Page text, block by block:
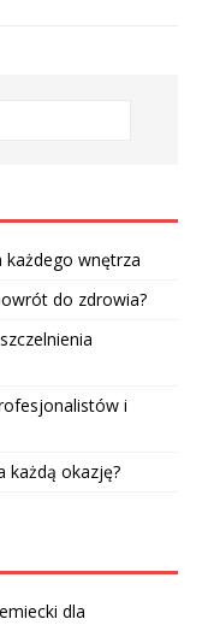
każdego wnętrza
do zdrowia?
i
każdą okazję?
dla